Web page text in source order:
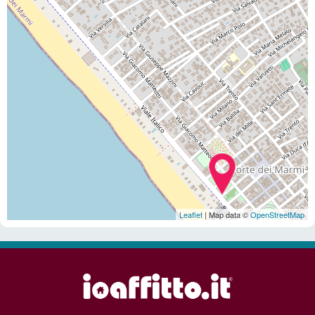
Leaflet | Map data ©OpenStreetMap